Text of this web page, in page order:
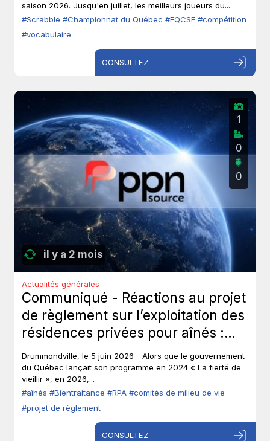
saison 2026. Jusqu'en juillet, les meilleurs joueurs du...
#Scrabble #Championnat du Québec #FQCSF #compétition
#vocabulaire
CONSULTEZ
il y a 2 mois
1
0
0
Actualités générales
Communiqué - Réactions au projet
de règlement sur l’exploitation des
résidences privées pour aînés :
Les aînés ont-ils toujours leur droit
de parole?
Drummondville, le 5 juin 2026 - Alors que le gouvernement
du Québec lançait son programme en 2024 « La fierté de
vieillir », en 2026,...
#aînés #Bientraitance #RPA #comités de milieu de vie
#projet de règlement
CONSULTEZ